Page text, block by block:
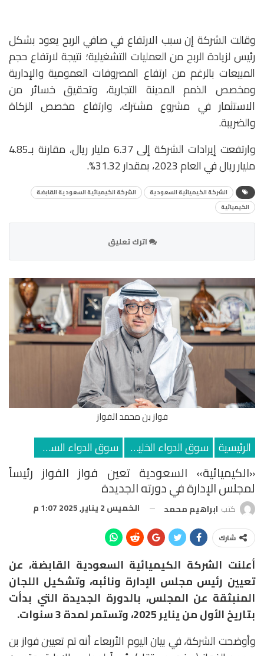
وقالت الشركة إن سبب الارتفاع في صافي الربح يعود بشكل
رئيس لزيادة الربح من العمليات التشغيلية؛ نتيجة لارتفاع حجم
المبيعات بالرغم من ارتفاع المصروفات العمومية والإدارية
ومخصص الذمم المدينة التجارية، وتحقيق خسائر من
الاستثمار في مشروع مشترك، وارتفاع مخصص الزكاة
والضريبة.
وارتفعت إيرادات الشركة إلى 6.37 مليار ريال، مقارنة بـ4.85
مليار ريال في العام 2023، بمقدار 31.32%.
الشركة الكيميائية السعودية
الشركة الكيميائية السعودية القابضة
الكيميائية
اترك تعليق
فواز بن محمد الفواز
الرئيسية سوق الدواء الخليجي سوق الدواء السعودي
«الكيميائية» السعودية تعين فواز الفواز رئيساً
لمجلس الإدارة في دورته الجديدة
كتب ابراهيم محمد الخميس 2 يناير, 2025 1:07 م
شارك
أعلنت الشركة الكيميائية السعودية القابضة، عن
تعيين رئيس مجلس الإدارة ونائبه، وتشكيل اللجان
المنبثقة عن المجلس، بالدورة الجديدة التي بدأت
بتاريخ الأول من يناير 2025، وتستمر لمدة 3 سنوات.
وأوضحت الشركة، في بيان اليوم الأربعاء أنه تم تعيين فواز بن